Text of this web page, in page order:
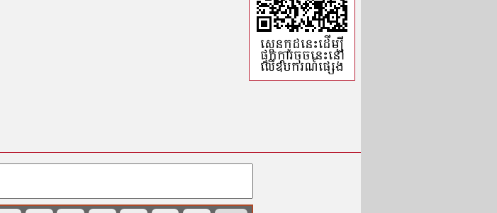
ស្កេនកូដ​នេះដើម្បី​
ផ្ទុក​ក្ដារចុចនេះ​នៅ​
លើ​ឧបករណ៍​ផ្សេង